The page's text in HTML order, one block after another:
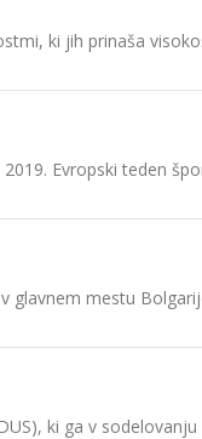
ki jih prinaša
Evropski teden
mestu
ki ga v